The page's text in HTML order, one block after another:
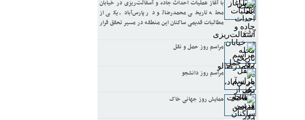
با آغاز عملیات احداث جاده و آسفالت‌ریزی در خیابان
محله تاریخی محمدرضالو در پارس‌آباد، یکی از
مطالبات قدیمی ساکنان این منطقه در مسیر تحقق قرار
گرفت
مراسم روز حمل و نقل
مراسم روز دانشجو
همایش روز جهانی خاک